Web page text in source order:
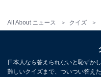
All About ニュース クイズ
日本人なら答えられないと恥ずか
難しいクイズまで、ついつい答え